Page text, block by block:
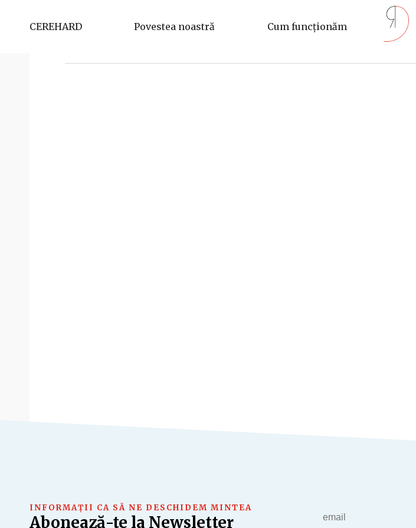
CEREHARD Povestea noastră Cum funcționăm
INFORMAȚII CA SĂ NE DESCHIDEM MINTEA
Abonează-te la Newsletter